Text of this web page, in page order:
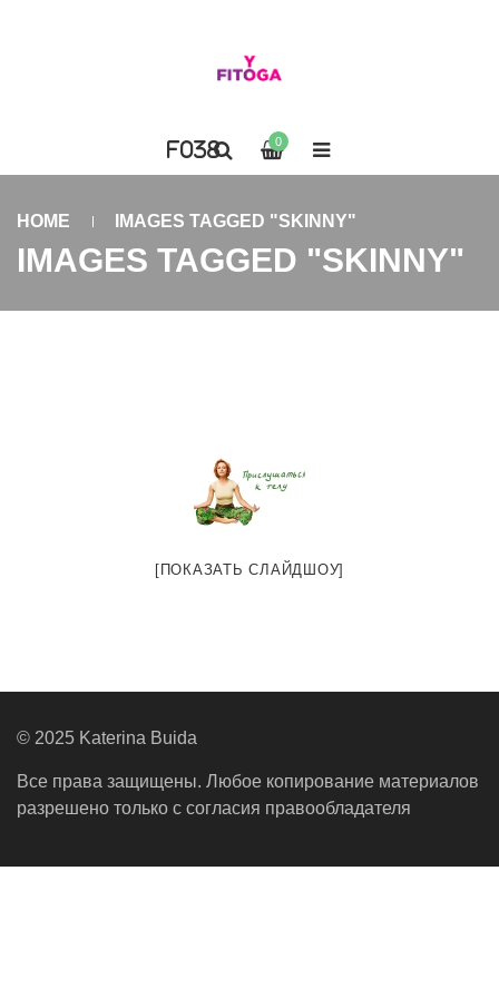
0
HOME IMAGES TAGGED "SKINNY"
IMAGES TAGGED "SKINNY"
[ПОКАЗАТЬ СЛАЙДШОУ]
© 2025 Katerina Buida
Все права защищены. Любое копирование материалов
разрешено только с согласия правообладателя